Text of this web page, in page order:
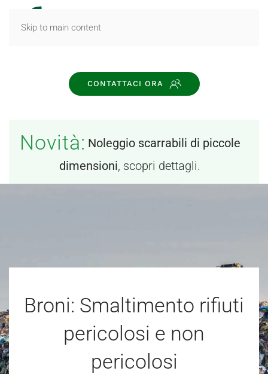
Skip to main content
CONTATTACI ORA
Novità: Noleggio scarrabili di piccole
dimensioni, scopri dettagli.
Broni: Smaltimento rifiuti
pericolosi e non
pericolosi